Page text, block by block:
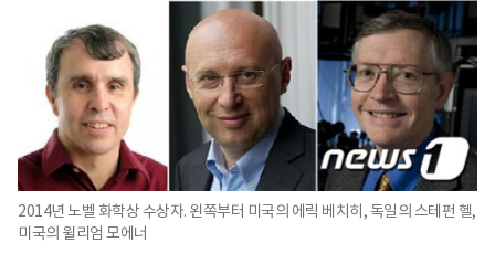
2014년 노벨 화학상 수상자. 왼쪽부터 미국의 에릭 베치히, 독일의 스테펀 헬,
미국의 윌리엄 모에너